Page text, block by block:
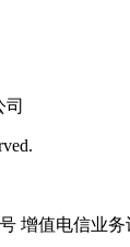
增值电信业